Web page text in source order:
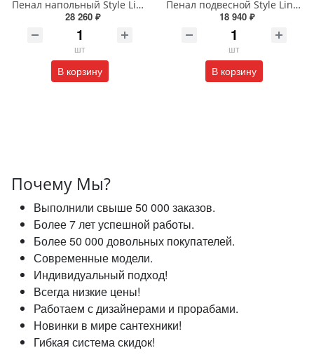
Пенал напольный Style Line МАРОККО 36 см ЛС-00002515 белый матовый
28 260 ₽
шт
В корзину
Пенал подвесной Style Line МАРОККО 36 см ЛС-00002523 белый матовый
18 940 ₽
шт
В корзину
Почему Мы?
Выполнили свыше 50 000 заказов.
Более 7 лет успешной работы.
Более 50 000 довольных покупателей.
Современные модели.
Индивидуальный подход!
Всегда низкие цены!
Работаем с дизайнерами и прорабами.
Новинки в мире сантехники!
Гибкая система скидок!